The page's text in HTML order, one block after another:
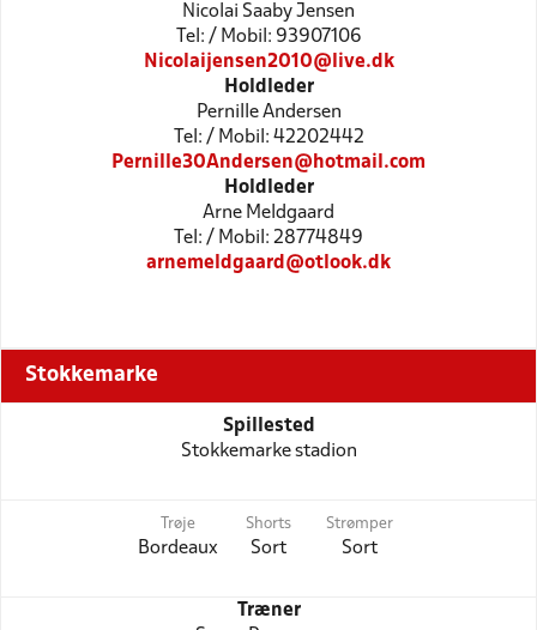
Nicolai Saaby Jensen
Tel: / Mobil: 93907106
Nicolaijensen2010@live.dk
Holdleder
Pernille Andersen
Tel: / Mobil: 42202442
Pernille30Andersen@hotmail.com
Holdleder
Arne Meldgaard
Tel: / Mobil: 28774849
arnemeldgaard@otlook.dk
Stokkemarke
Spillested
Stokkemarke stadion
Trøje
Bordeaux
Shorts
Sort
Strømper
Sort
Træner